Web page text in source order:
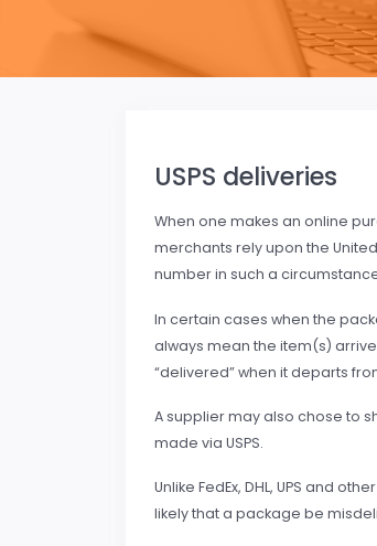
USPS deliveries
When one makes an online
merchants rely upon the
number in such a
In certain cases when the
always mean the item(s)
“delivered” when it departs
A supplier may also chose to
made via USPS.
Unlike FedEx, DHL, UPS and
likely that a package be